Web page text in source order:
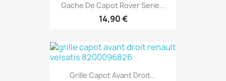
Gache De Capot Rover Serie...
14,90 €
Grille Capot Avant Droit...